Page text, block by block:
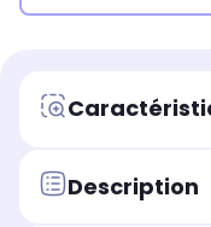
Description